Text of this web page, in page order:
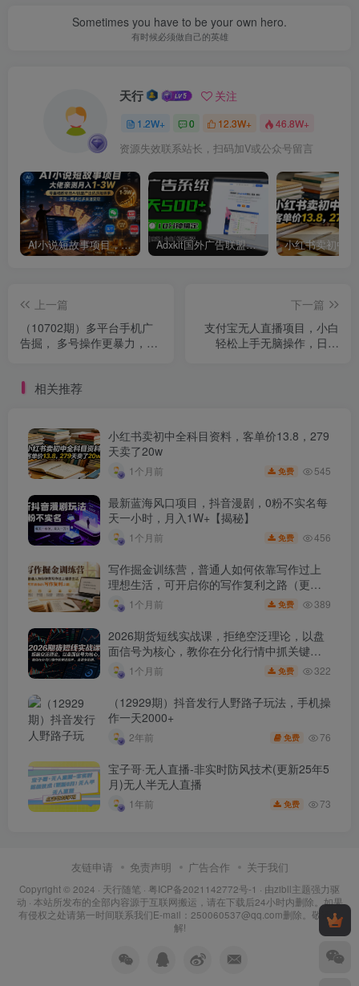
Sometimes you have to be your own hero.
有时候必须做自己的英雄
天行 关注
1.2W+ 0 12.3W+ 46.8W+
资源失效联系站长，扫码加V或公众号留言
AI小说短故事项目，大佬亲测月入1-3W，零基础教你用AI批量产出优质短故事，实现一稿多吃多渠道变现 Adxkit国外广告联盟系统，一天上500+广告，让你的投放更加高效简单！
上一篇
（10702期）多平台手机广
告掘， 多号操作更暴力，日
下一篇
支付宝无人直播项目，小白
轻松上手无脑操作，日入
相关推荐
小红书卖初中全科目资料，客单价13.8，279
天卖了20w
1个月前 免费 545
最新蓝海风口项目，抖音漫剧，0粉不实名每
天一小时，月入1W+【揭秘】
1个月前 免费 456
写作掘金训练营，普通人如何依靠写作过上
理想生活，可开启你的写作复利之路（更新6
月） 1个月前 免费 389
2026期货短线实战课，拒绝空泛理论，以盘
面信号为核心，教你在分化行情中抓关键品
种、避诱多陷阱
1个月前 免费 322
（12929期）抖音发行人野路子玩法，手机操
作一天2000+
2年前 免费 76
宝子哥·无人直播-非实时防风技术(更新25年5
月)无人半无人直播
1年前 免费 73
友链申请 免责声明 广告合作 关于我们
Copyright © 2024 · 天行随笔 · 粤ICP备2021142772号-1 · 由zibll主题强力驱
动 · 本站所发布的全部内容源于互联网搬运，请在下载后24小时内删除。如果
有侵权之处请第一时间联系我们E-mail：250060537@qq.com删除。敬请谅
解!